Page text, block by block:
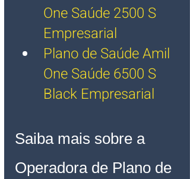
One Saúde 2500 S
Empresarial
Plano de Saúde Amil
One Saúde 6500 S
Black Empresarial
Saiba mais sobre a
Operadora de Plano de